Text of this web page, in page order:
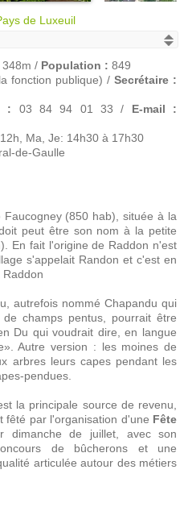
de Luxeuil
348m / Population : 849
fonction publique) / Secrétaire :
: 03 84 94 01 33 / E-mail :
Ma, Je: 14h30 à 17h30
de-Gaulle
(850 hab), située à la
peut être son nom à la petite
fait l'origine de Raddon n'est
s'appelait Randon et c'est en
Raddon
autrefois nommé Chapandu qui
champs pentus, pourrait être
Du qui voudrait dire, en langue
Autre version : les moines de
arbres leurs capes pendant les
pendues.
la principale source de revenu,
fêté par l'organisation d'une Fête
dimanche de juillet, avec son
de bûcherons et une
articulée autour des métiers